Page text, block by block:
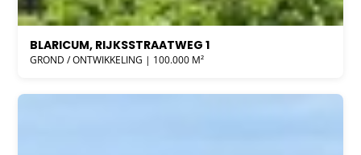
BLARICUM, RIJKSSTRAATWEG 1
GROND / ONTWIKKELING | 100.000 M²